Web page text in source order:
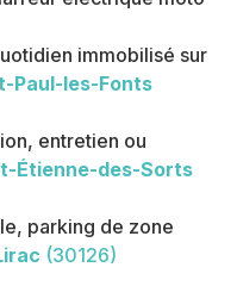
immobilisé sur
Paul-les-Fonts
entretien ou
Étienne-des-Sorts
parking de zone
(30126)